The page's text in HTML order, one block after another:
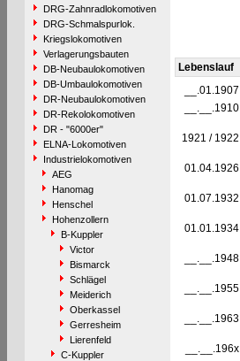
DRG-Zahnradlokomotiven
DRG-Schmalspurlok.
Kriegslokomotiven
Verlagerungsbauten
DB-Neubaulokomotiven
DB-Umbaulokomotiven
DR-Neubaulokomotiven
DR-Rekolokomotiven
DR - "6000er"
ELNA-Lokomotiven
Industrielokomotiven
AEG
Hanomag
Henschel
Hohenzollern
B-Kuppler
Victor
Bismarck
Schlägel
Meiderich
Oberkassel
Gerresheim
Lierenfeld
C-Kuppler
Lebenslauf
__.01.1907
__.__.1910
1921 / 1922
01.04.1926
01.07.1932
01.01.1934
__.__.1948
__.__.1955
__.__.1963
__.__.196x